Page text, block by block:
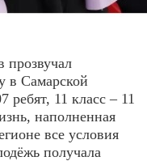
прозвучал
в Самарской
ребят, 11 класс – 11
наполненная
все условия
получала